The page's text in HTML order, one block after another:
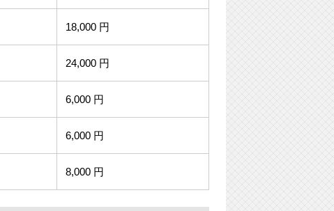
18,000 円
24,000 円
6,000 円
6,000 円
8,000 円